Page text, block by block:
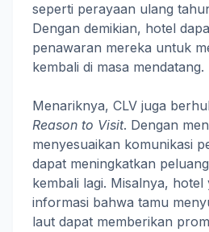
seperti perayaan ulang
Dengan demikian, hotel
penawaran mereka untuk
kembali di masa mendatang.
Menariknya, CLV juga
Reason to Visit. Dengan
menyesuaikan komunikasi
dapat meningkatkan
kembali lagi. Misalnya, hotel
informasi bahwa tamu
laut dapat memberikan